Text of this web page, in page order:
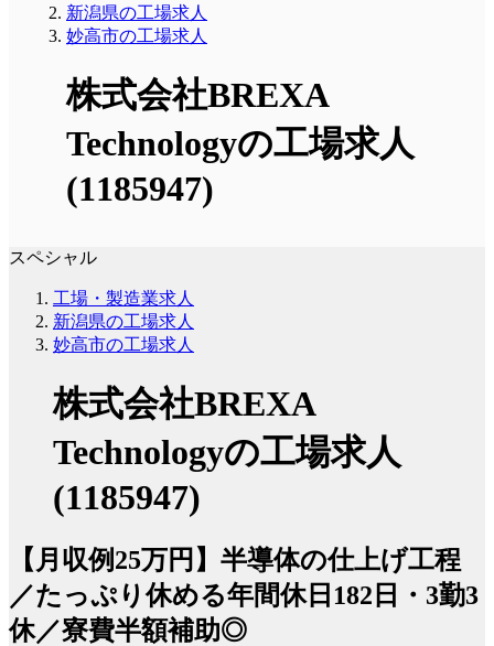
新潟県の工場求人
妙高市の工場求人
株式会社BREXA
Technologyの工場求人
(1185947)
スペシャル
工場・製造業求人
新潟県の工場求人
妙高市の工場求人
株式会社BREXA
Technologyの工場求人
(1185947)
【月収例25万円】半導体の仕上げ工程
／たっぷり休める年間休日182日・3勤3
休／寮費半額補助◎